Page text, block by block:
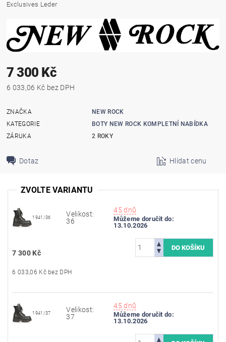
Exclusives Leder
7 300 Kč
6 033,06 Kč bez DPH
ZNAČKA
NEW ROCK
KATEGORIE
BOTY NEW ROCK KOMPLETNÍ NABÍDKA
ZÁRUKA
2 ROKY
Dotaz Hlídat cenu
ZVOLTE VARIANTU
1941/36
Velikost:
36
45 dnů
Můžeme doručit do:
13.10.2026
7 300 Kč
6 033,06 Kč bez DPH
1941/37
Velikost:
37
45 dnů
Můžeme doručit do:
13.10.2026